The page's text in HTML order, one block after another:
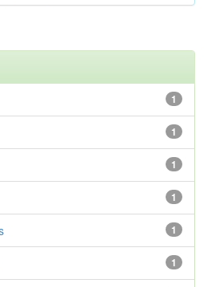
1
1
1
1
1
1